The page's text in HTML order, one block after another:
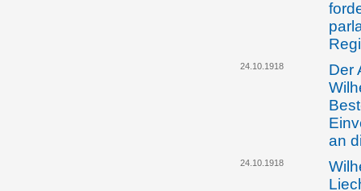
24.10.1918
Der
an
24.10.1918